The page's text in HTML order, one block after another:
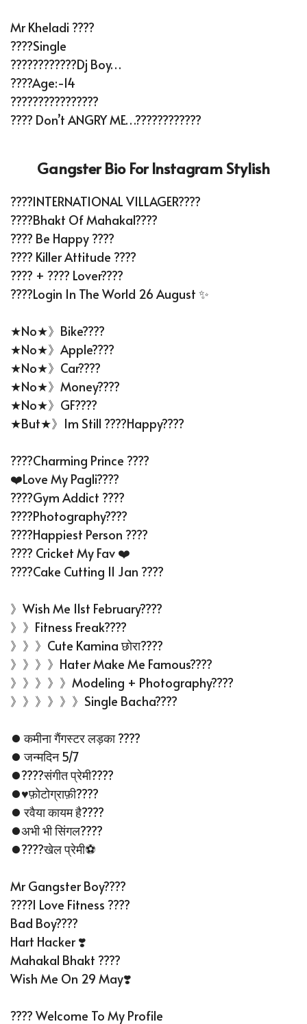
Mr Kheladi ????
????Single
????????????dj Boy…
????Age:-14
????????????????
???? Don’t ANGRY ME…????????????
Gangster Bio For Instagram Stylish
????INTERNATIONAL VILLAGER????
????Bhakt Of Mahakal????
???? Be Happy ????
???? Killer Attitude ????
???? + ???? Lover????
????Login In The World 26 August ✨
★No★》Bike????️
★No★》Apple????
★No★》Car????
★No★》Money????
★No★》GF????
★But★》Im Still ????Happy????
????Charming Prince ????
❤️Love My Pagli????
????Gym Addict ????
????Photography????
????Happiest Person ????
???? Cricket My Fav ❤️
????Cake Cutting 11 Jan ????
》Wish Me 11st February????
》》Fitness Freak????
》》》Cute Kamina छाेरा????
》》》》Hater Make Me Famous????
》》》》》Modeling + Photography????
》》》》》》Single Bacha????
⏺ कमीना गैंगस्टर लड़का ????
⏺ जन्मदिन 5/7
⏺????संगीत प्रेमी????
⏺♥️फ़ोटोग्राफ़ी????
⏺ रवैया कायम है????
⏺अभी भी सिंगल????
⏺????खेल प्रेमी⚽
Mr Gangster Boy????
????I Love Fitness ????
Bad Boy????
Hart Hacker ❣️
Mahakal Bhakt ????️
Wish Me On 29 May❣️
???? Welcome To My Profile